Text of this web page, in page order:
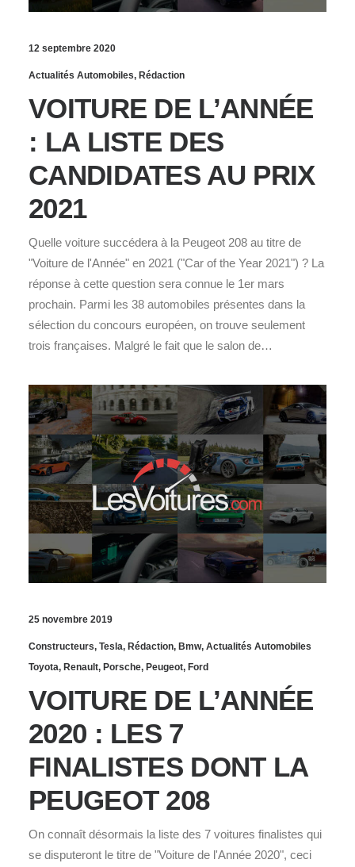
12 septembre 2020
Actualités Automobiles, Rédaction
VOITURE DE L’ANNÉE
: LA LISTE DES
CANDIDATES AU PRIX
2021
Quelle voiture succédera à la Peugeot 208 au titre de
"Voiture de l'Année" en 2021 ("Car of the Year 2021") ? La
réponse à cette question sera connue le 1er mars
prochain. Parmi les 38 automobiles présentes dans la
sélection du concours européen, on trouve seulement
trois françaises. Malgré le fait que le salon de…
25 novembre 2019
Constructeurs, Tesla, Rédaction, Bmw, Actualités Automobiles
Toyota, Renault, Porsche, Peugeot, Ford
VOITURE DE L’ANNÉE
2020 : LES 7
FINALISTES DONT LA
PEUGEOT 208
On connaît désormais la liste des 7 voitures finalistes qui
se disputeront le titre de "Voiture de l'Année 2020", ceci